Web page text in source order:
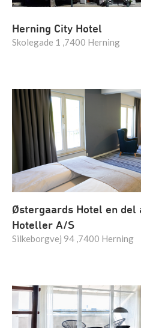
Herning City Hotel
Skolegade 1 ,7400 Herning
Østergaards Hotel en del
Hoteller A/S
Silkeborgvej 94 ,7400 Herning